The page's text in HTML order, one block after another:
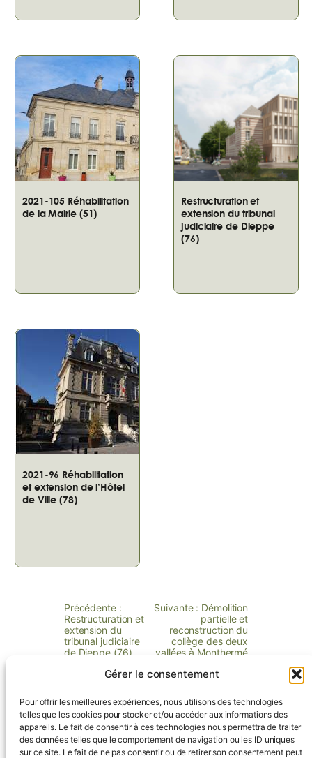
Gérer le consentement
Pour offrir les meilleures expériences, nous utilisons des technologies
telles que les cookies pour stocker et/ou accéder aux informations des
appareils. Le fait de consentir à ces technologies nous permettra de traiter
des données telles que le comportement de navigation ou les ID uniques
sur ce site. Le fait de ne pas consentir ou de retirer son consentement peut
2021-105 Réhabilitation
de la Mairie (51)
Restructuration et
extension du tribunal
judiciaire de Dieppe
(76)
2021-96 Réhabilitation
et extension de l’Hôtel
de Ville (78)
Précédente :
Restructuration et
extension du
tribunal judiciaire
de Dieppe (76)
Suivante : Démolition
partielle et
reconstruction du
collège des deux
vallées à Monthermé
Contactez-nous !